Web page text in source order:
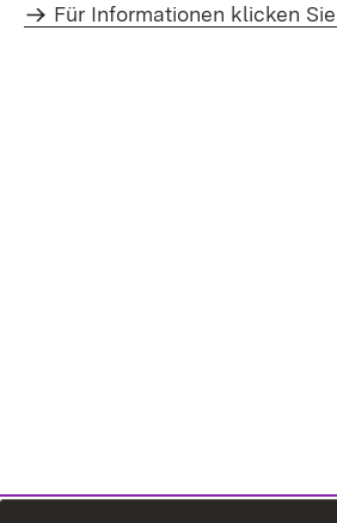
Für Informationen klicken